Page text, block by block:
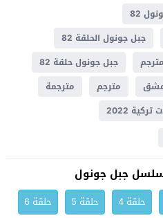
82
جبل جونول الحلقة 82
جبل جونول حلقة 82
مترجم
مترجمة
2022
جبل جونول
حلقة 4 حلقة 5
حلقة 6